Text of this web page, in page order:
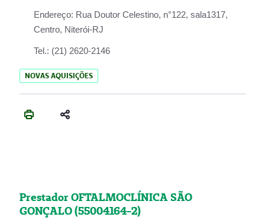
Endereço: Rua Doutor Celestino, n°122, sala1317,
Centro, Niterói-RJ
Tel.: (21) 2620-2146
NOVAS AQUISIÇÕES
Prestador OFTALMOCLÍNICA SÃO
GONÇALO (55004164-2)